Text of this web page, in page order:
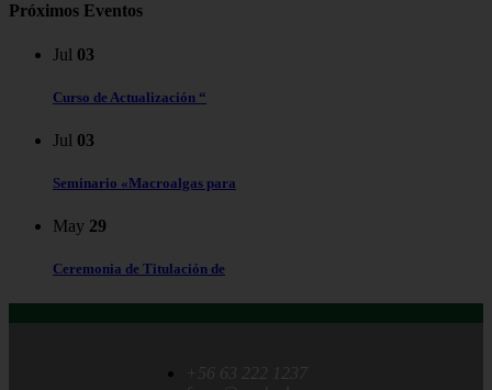
Próximos Eventos
Jul 03
Curso de Actualización “
Jul 03
Seminario «Macroalgas para
May 29
Ceremonia de Titulación de